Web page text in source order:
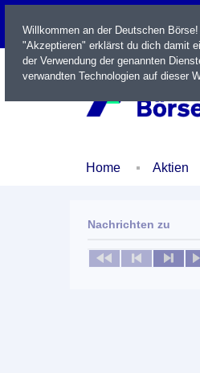
LIVE
Home Aktien
Nachrichten zu
Keine News verfügbar
Willkommen an der Deutschen
"Akzeptieren" erklärst du dich damit
der Verwendung der genannten
verwandten Technologien auf dieser